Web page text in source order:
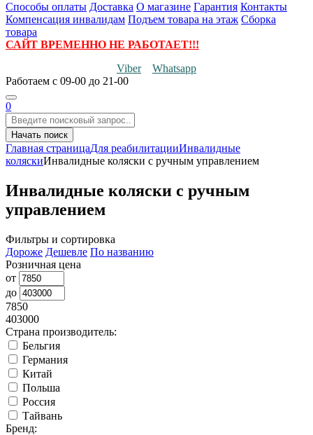
Способы оплаты Доставка О магазине Гарантия Контакты
Компенсация инвалидам Подъем товара на этаж Сборка
товара
САЙТ ВРЕМЕННО НЕ РАБОТАЕТ!!!
Viber
Whatsapp
Работаем с 09-00 до 21-00
0
Начать поиск
Главная страницаДля реабилитацииИнвалидные
коляскиИнвалидные коляски с ручным управлением
Инвалидные коляски с ручным
управлением
Фильтры и сортировка
Дороже Дешевле По названию
Розничная цена
от
до
7850
403000
Страна производитель:
Бельгия
Германия
Китай
Польша
Россия
Тайвань
Бренд: